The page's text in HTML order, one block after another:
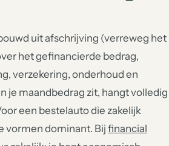
uit afschrijving (verreweg het
het gefinancierde bedrag,
verzekering, onderhoud en
je maandbedrag zit, hangt volledig
een bestelauto die zakelijk
vormen dominant. Bij financial